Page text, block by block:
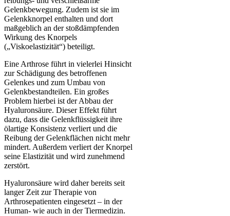
Gelenkbewegung. Zudem ist sie im
Gelenkknorpel enthalten und dort
maßgeblich an der stoßdämpfenden
Wirkung des Knorpels
(„Viskoelastizität“) beteiligt.
Eine Arthrose führt in vielerlei Hinsicht
zur Schädigung des betroffenen
Gelenkes und zum Umbau von
Gelenkbestandteilen. Ein großes
Problem hierbei ist der Abbau der
Hyaluronsäure. Dieser Effekt führt
dazu, dass die Gelenkflüssigkeit ihre
ölartige Konsistenz verliert und die
Reibung der Gelenkflächen nicht mehr
mindert. Außerdem verliert der Knorpel
seine Elastizität und wird zunehmend
zerstört.
Hyaluronsäure wird daher bereits seit
langer Zeit zur Therapie von
Arthrosepatienten eingesetzt – in der
Human- wie auch in der Tiermedizin.